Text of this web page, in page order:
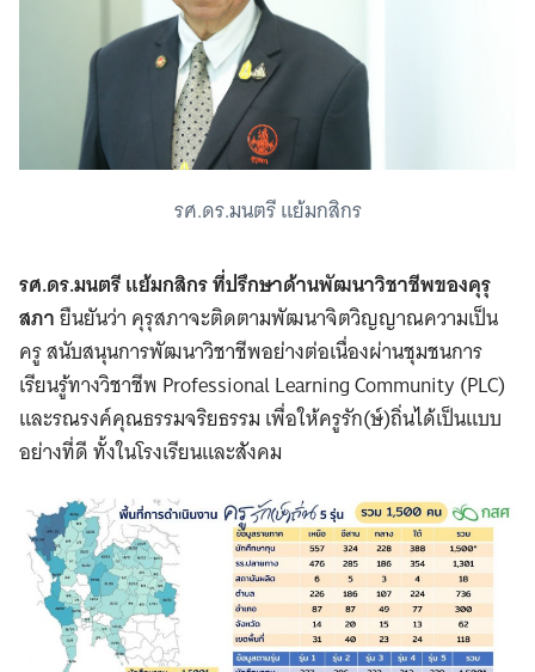
รศ.ดร.มนตรี แย้มกสิกร
รศ.ดร.มนตรี แย้มกสิกร ที่ปรึกษาด้านพัฒนาวิชาชีพของคุรุ
สภายืนยันว่า คุรุสภาจะติดตามพัฒนาจิตวิญญาณความเป็น
ครู สนับสนุนการพัฒนาวิชาชีพอย่างต่อเนื่องผ่านชุมชนการ
เรียนรู้ทางวิชาชีพ Professional Learning Community (PLC)
และรณรงค์คุณธรรมจริยธรรม เพื่อให้ครูรัก(ษ์)ถิ่นได้เป็นแบบ
อย่างที่ดี ทั้งในโรงเรียนและสังคม